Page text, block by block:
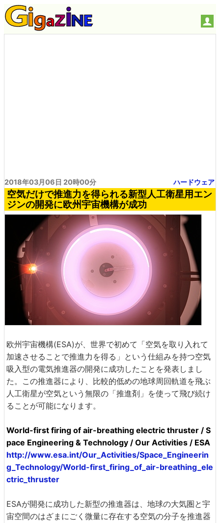
2018年03月06日 20時00分 ハードウェア
空気だけで推進力を得られる新型人工衛星用エン
ジンの開発に欧州宇宙機構が成功
欧州宇宙機構(ESA)が、世界で初めて「空気を取り入れて
加速させることで推進力を得る」という仕組みを持つ空気
吸入型の電気推進器の開発に成功したことを発表しまし
た。この推進器により、比較的低めの地球周回軌道を飛ぶ
人工衛星が空気という無限の「推進剤」を使って飛び続け
ることが可能になります。
World-first firing of air-breathing electric thruster / S
pace Engineering & Technology / Our Activities / ESA
http://www.esa.int/Our_Activities/Space_Engineerin
g_Technology/World-first_firing_of_air-breathing_ele
ctric_thruster
ESAが開発に成功した新型の推進器は、地球の大気圏と宇
宙空間のはざまにごく微量に存在する空気の分子を推進器